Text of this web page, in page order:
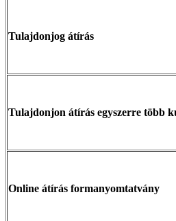
Tulajdonjog átírás
Tulajdonjon átírás egyszerre több
Online átírás formanyomtatvány